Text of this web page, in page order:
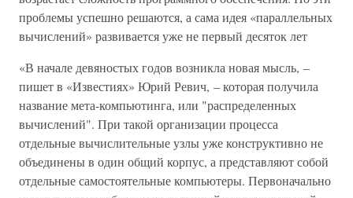
проблемы успешно решаются, а сама идея «параллельных
вычислений» развивается уже не первый десяток лет
«В начале девяностых годов возникла новая мысль, –
пишет в «Известиях» Юрий Ревич, – которая получила
название мета-компьютинга, или "распределенных
вычислений". При такой организации процесса
отдельные вычислительные узлы уже конструктивно не
объединены в один общий корпус, а представляют собой
отдельные самостоятельные компьютеры. Первоначально